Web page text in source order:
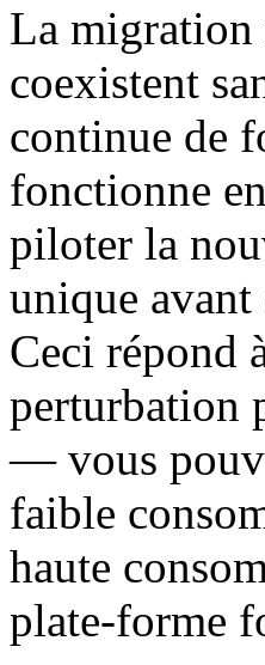
La migration
coexistent
continue de
fonctionne
piloter la
unique
Ceci répond
perturbation
— vous
faible
haute
plate-forme